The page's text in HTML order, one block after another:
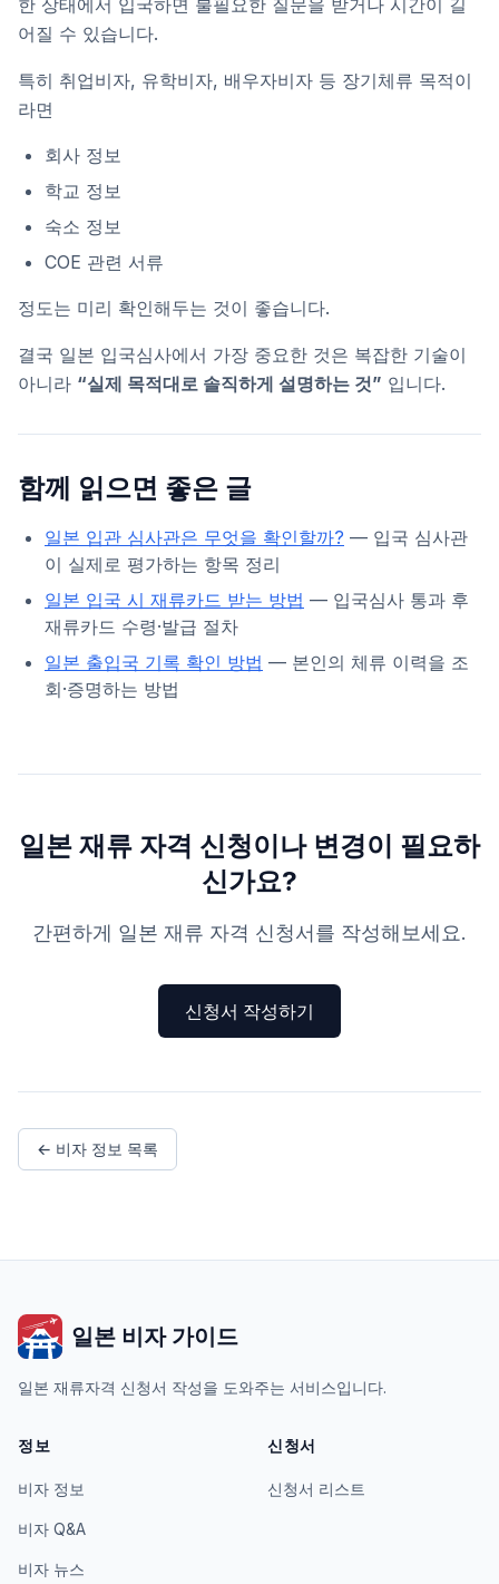
한 상태에서 입국하면 불필요한 질문을 받거나 시간이 길
어질 수 있습니다.
특히 취업비자, 유학비자, 배우자비자 등 장기체류 목적이
라면
회사 정보
학교 정보
숙소 정보
COE 관련 서류
정도는 미리 확인해두는 것이 좋습니다.
결국 일본 입국심사에서 가장 중요한 것은 복잡한 기술이
아니라 “실제 목적대로 솔직하게 설명하는 것” 입니다.
함께 읽으면 좋은 글
일본 입관 심사관은 무엇을 확인할까? — 입국 심사관
이 실제로 평가하는 항목 정리
일본 입국 시 재류카드 받는 방법 — 입국심사 통과 후
재류카드 수령·발급 절차
일본 출입국 기록 확인 방법 — 본인의 체류 이력을 조
회·증명하는 방법
일본 재류 자격 신청이나 변경이 필요하
신가요?
간편하게 일본 재류 자격 신청서를 작성해보세요.
신청서 작성하기
← 비자 정보 목록
일본 비자 가이드
일본 재류자격 신청서 작성을 도와주는 서비스입니다.
정보
비자 정보
비자 Q&A
비자 뉴스
신청서
신청서 리스트